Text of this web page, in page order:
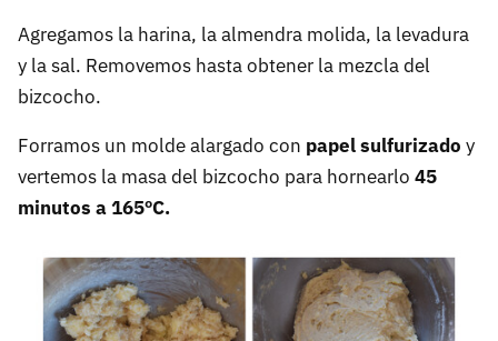
Agregamos la harina, la almendra molida, la levadura
y la sal. Removemos hasta obtener la mezcla del
bizcocho.
Forramos un molde alargado con papel sulfurizado y
vertemos la masa del bizcocho para hornearlo 45
minutos a 165ºC.